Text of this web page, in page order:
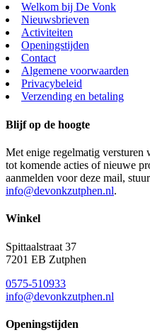
Welkom bij De Vonk
Nieuwsbrieven
Activiteiten
Openingstijden
Contact
Algemene voorwaarden
Privacybeleid
Verzending en betaling
Blijf op de hoogte
Met enige regelmatig
tot komende acties of nieuwe
aanmelden voor deze mail,
info@devonkzutphen.nl.
Winkel
Spittaalstraat 37
7201 EB Zutphen
0575-510933
info@devonkzutphen.nl
Openingstijden